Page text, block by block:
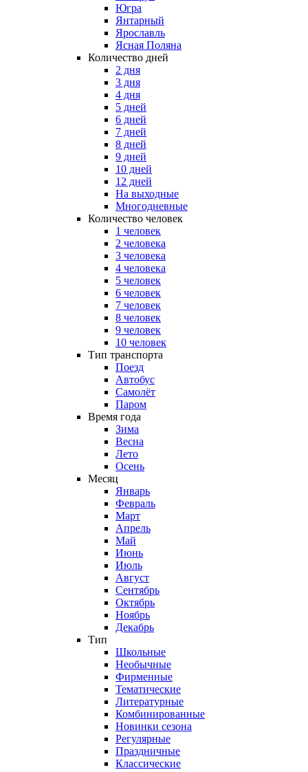
Югра
Янтарный
Ярославль
Ясная Поляна
Количество дней
2 дня
3 дня
4 дня
5 дней
6 дней
7 дней
8 дней
9 дней
10 дней
12 дней
На выходные
Многодневные
Количество человек
1 человек
2 человека
3 человека
4 человека
5 человек
6 человек
7 человек
8 человек
9 человек
10 человек
Тип транспорта
Поезд
Автобус
Самолёт
Паром
Время года
Зима
Весна
Лето
Осень
Месяц
Январь
Февраль
Март
Апрель
Май
Июнь
Июль
Август
Сентябрь
Октябрь
Ноябрь
Декабрь
Тип
Школьные
Необычные
Фирменные
Тематические
Литературные
Комбинированные
Новинки сезона
Регулярные
Праздничные
Классические